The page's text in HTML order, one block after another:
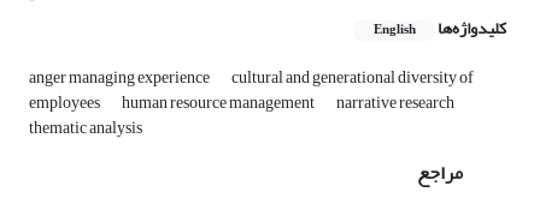
کلیدواژه‌ها English
anger managing experience cultural and generational diversity of
employees human resource management narrative research
thematic analysis
مراجع